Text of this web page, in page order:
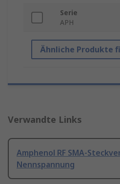
Serie
APH
Ähnliche Produkte
Verwandte Links
Amphenol RF SMA-
Nennspannung